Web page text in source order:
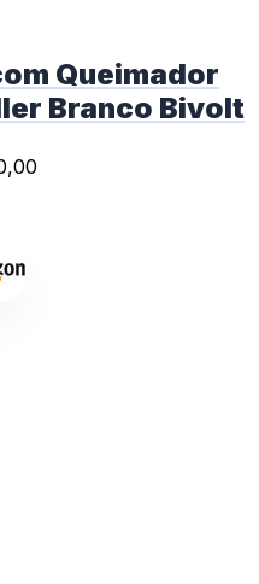
Queimador
Branco Bivolt